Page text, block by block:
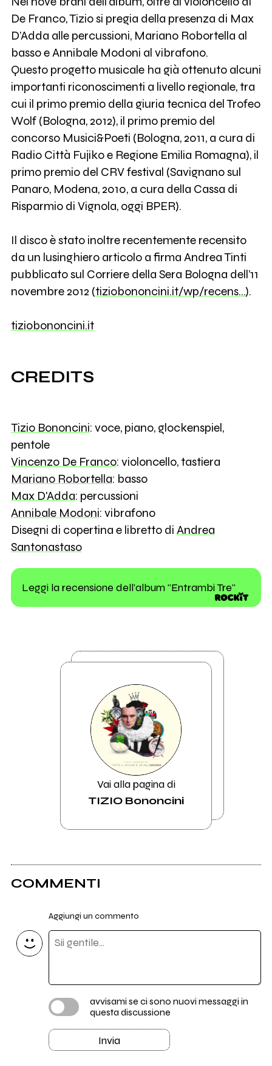
De Franco, Tizio si pregia della presenza di Max
D’Adda alle percussioni, Mariano Robortella al
basso e Annibale Modoni al vibrafono.
Questo progetto musicale ha già ottenuto alcuni
importanti riconoscimenti a livello regionale, tra
cui il primo premio della giuria tecnica del Trofeo
Wolf (Bologna, 2012), il primo premio del
concorso Musici&Poeti (Bologna, 2011, a cura di
Radio Città Fujiko e Regione Emilia Romagna), il
primo premio del CRV festival (Savignano sul
Panaro, Modena, 2010, a cura della Cassa di
Risparmio di Vignola, oggi BPER).
Il disco è stato inoltre recentemente recensito
da un lusinghiero articolo a firma Andrea Tinti
pubblicato sul Corriere della Sera Bologna dell’11
novembre 2012 (tiziobononcini.it/wp/recens…).
tiziobononcini.it
CREDITS
Tizio Bononcini: voce, piano, glockenspiel,
pentole
Vincenzo De Franco: violoncello, tastiera
Mariano Robortella: basso
Max D'Adda: percussioni
Annibale Modoni: vibrafono
Disegni di copertina e libretto di Andrea
Santonastaso
Leggi la recensione dell'album "Entrambi Tre"
Vai alla pagina di
TIZIO Bononcini
COMMENTI
Aggiungi un commento
avvisami se ci sono nuovi messaggi in
questa discussione
Invia